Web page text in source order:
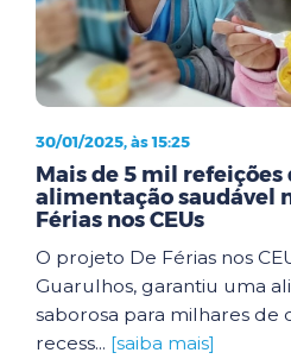
30/01/2025, às 15:25
Mais de 5 mil
alimentação saudável
Férias nos CEUs
O projeto De Férias nos
Guarulhos, garantiu uma
saborosa para milhares de
recess... [saiba mais]